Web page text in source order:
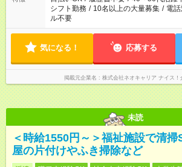
せください。
シフト勤務 / 10名以上の大量募集 / 電
ル不要
気になる！ 応募する
掲載元企業名 株式会社ネオキャリア ナイス！
未読
＜時給1550円～＞福祉施設で清掃
屋の片付けやふき掃除など